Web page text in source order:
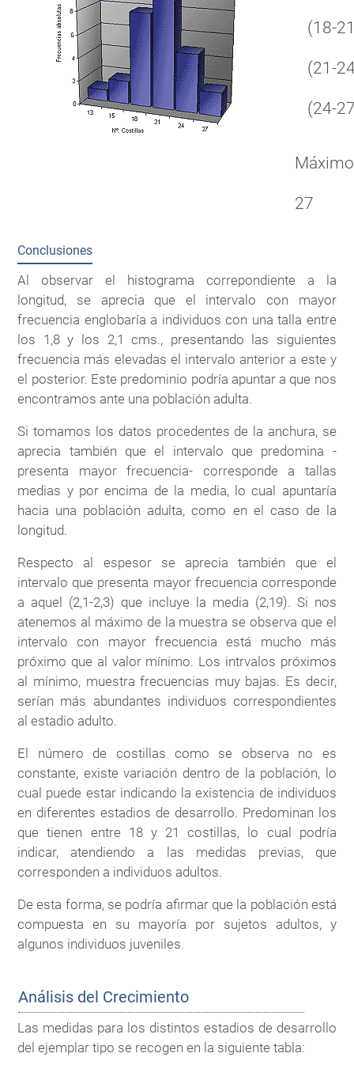
(18-
(21-
(24-
Máximo
27
Conclusiones
Al observar el histograma correpondiente a la
longitud, se aprecia que el intervalo con mayor
frecuencia englobaría a individuos con una talla entre
los 1,8 y los 2,1 cms., presentando las siguientes
frecuencia más elevadas el intervalo anterior a este y
el posterior. Este predominio podría apuntar a que nos
encontramos ante una población adulta.
Si tomamos los datos procedentes de la anchura, se
aprecia también que el intervalo que predomina -
presenta mayor frecuencia- corresponde a tallas
medias y por encima de la media, lo cual apuntaría
hacia una población adulta, como en el caso de la
longitud.
Respecto al espesor se aprecia también que el
intervalo que presenta mayor frecuencia corresponde
a aquel (2,1-2,3) que incluye la media (2,19). Si nos
atenemos al máximo de la muestra se observa que el
intervalo con mayor frecuencia está mucho más
próximo que al valor mínimo. Los intrvalos próximos
al mínimo, muestra frecuencias muy bajas. Es decir,
serían más abundantes individuos correspondientes
al estadio adulto.
El número de costillas como se observa no es
constante, existe variación dentro de la población, lo
cual puede estar indicando la existencia de individuos
en diferentes estadios de desarrollo. Predominan los
que tienen entre 18 y 21 costillas, lo cual podría
indicar, atendiendo a las medidas previas, que
corresponden a individuos adultos.
De esta forma, se podría afirmar que la población está
compuesta en su mayoría por sujetos adultos, y
algunos individuos juveniles.
Análisis del Crecimiento
Las medidas para los distintos estadios de desarrollo
del ejemplar tipo se recogen en la siguiente tabla: